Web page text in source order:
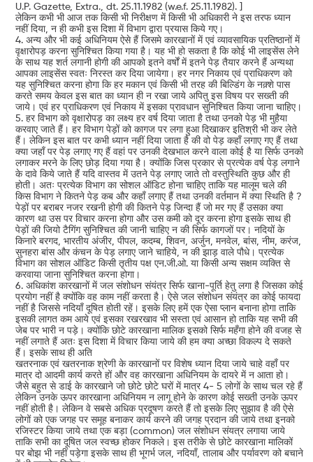
U.P. Gazette, Extra., dt. 25.11.1982 (w.e.f. 25.11.1982). ]
लेकिन कभी भी आज तक किसी भी निरीक्षण में किसी भी अधिकारी ने इस तरफ ध्यान
नहीं दिया, न ही कभी इस दिशा में विभाग द्वारा प्रयास किये गए।
4. अन्य और भी कई अधिनियम ऐसे हैं जिसमे कारखानों में एवं व्यावसायिक प्रतिष्ठानों में
वृक्षारोपड़ करना सुनिश्चित किया गया है। यह भी हो सकता है कि कोई भी लाइसेंस लेने
के साथ यह शर्त लगानी होगी की आपको इतने वर्षों में इतने पेड़ तैयार करने हैं अन्यथा
आपका लाइसेंस स्वतः निरस्त कर दिया जायेगा। हर नगर निकाय एवं प्राधिकरण को
यह सुनिश्चित करना होगा कि हर मकान एवं किसी भी तरह की बिल्डिंग के नक़्शे पास
करते समय केवल इस बात का ध्यान ही न रखा जाये अपितु इस विषय पर सख्ती की
जाये। एवं हर प्राधिकरण एवं निकाय में इसका प्रावधान सुनिश्चित किया जाना चाहिए।
5. हर विभाग को वृक्षारोपड़ का लक्ष्य हर वर्ष दिया जाता है तथा उनको पेड़ भी मुहैया
करवाए जाते हैं। हर विभाग पेड़ों को कागज पर लगा हुआ दिखाकर इतिश्री भी कर लेते
हैं। लेकिन इस बात पर कभी ध्यान नहीं दिया जाता है की वो पेड़ कहाँ लगाए गए हैं तथा
क्या जहाँ पर पेड़ लगाए गए हैं वहां पर उनकी देखभाल करने वाला कोई है या सिर्फ उनको
लगाकर मरने के लिए छोड़ दिया गया है। क्योंकि जिस प्रकार से प्रत्येक वर्ष पेड़ लगाने
के दावे किये जाते हैं यदि वास्तव में उतने पेड़ लगाए जाते तो वस्तुस्थिति कुछ और ही
होती। अतः प्रत्येक विभाग का सोशल ऑडिट होना चाहिए ताकि यह मालूम चले की
किस विभाग ने कितने पेड़ कब और कहाँ लगाए हैं तथा उनकी वर्तमान में क्या स्थिति है ?
पेड़ों पर बराबर नजर रखनी होगी की कितने पेड़ जिन्दा हैं जो मर गए हैं उसका क्या
कारण था उस पर विचार करना होगा और उस कमी को दूर करना होगा इसके साथ ही
पेड़ों की जियो टैगिंग सुनिश्चित की जानी चाहिए न की सिर्फ कागजों पर। नदियों के
किनारे बरगद, भारतीय अंजीर, पीपल, कदम्ब, शिवन, अर्जुन, मनवेल, बांस, नीम, करंज,
सुनहरा बांस और कंचन के पेड़ लगाए जाने चाहिये, न की झाड़ वाले पौधे। प्रत्येक
विभाग का सोशल ऑडिट किसी तृतीय पक्ष एन.जी.ओ. या किसी अन्य सक्षम व्यक्ति से
करवाया जाना सुनिश्चित करना होगा।
6. अधिकांश कारखानों में जल संशोधन संयंत्र सिर्फ खाना-पूर्ति हेतु लगा है जिसका कोई
प्रयोग नहीं है क्योंकि वह काम नहीं करता है। ऐसे जल संशोधन संयंत्र का कोई फायदा
नहीं है जिससे नदियाँ दूषित होती रहें। इसके लिए हमें एक ऐसा प्लान बनाना होगा ताकि
इसकी लागत कम आये एवं इसका रखरखाव भी सस्ता एवं आसान हो ताकि यह सभी की
जेब पर भारी न पड़े। क्योंकि छोटे कारखाना मालिक इसको सिर्फ महँगा होने की वजह से
नहीं लगाते हैं अतः इस दिशा में विचार किया जाये की हम क्या अच्छा विकल्प दे सकते
हैं। इसके साथ ही अति
खतरनाक एवं खतरनाक श्रेणी के कारखानों पर विशेष ध्यान दिया जाये चाहे वहाँ पर
मात्र दो आदमी कार्य करते हों और वह कारखाना अधिनियम के दायरे में न आता हो।
जैसे बहुत से डाई के कारखाने जो छोटे छोटे घरों में मात्र 4- 5 लोगों के साथ चल रहे हैं
लेकिन उनके ऊपर कारखाना अधिनियम न लागू होने के कारण कोई सख्ती उनके ऊपर
नहीं होती है। लेकिन वे सबसे अधिक प्रदूषण करते हैं तो इसके लिए सुझाव है की ऐसे
लोगों को एक जगह पर समूह बनाकर कार्य करने की जगह प्रदान की जाये तथा इनको
रजिस्टर किया जाये तथा एक बड़ा (common) जल संशोधन संयत्र लगाया जाये
ताकि सभी का दूषित जल स्वच्छ होकर निकले। इस तरीके से छोटे कारखाना मालिकों
पर बोझ भी नहीं पड़ेगा इसके साथ ही भूगर्भ जल, नदियाँ, तालाब और पर्यावरण को बचाने